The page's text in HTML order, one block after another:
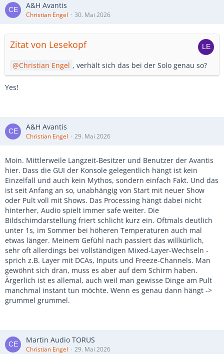
A&H Avantis
Christian Engel 30. Mai 2026
Zitat von Lesekopf
Christian Engel , verhält sich das bei der Solo genau so?
Yes!
A&H Avantis
Christian Engel 29. Mai 2026
Moin. Mittlerweile Langzeit-Besitzer und Benutzer der Avantis
hier. Dass die GUI der Konsole gelegentlich hängt ist kein
Einzelfall und auch kein Mythos, sondern einfach Fakt. Und das
ist seit Anfang an so, unabhängig von Start mit neuer Show
oder Pult voll mit Shows. Das Processing hängt dabei nicht
hinterher, Audio spielt immer safe weiter. Die
Bildschimdarstellung friert schlicht kurz ein. Oftmals deutlich
unter 1s, im Sommer bei höheren Temperaturen auch mal
etwas länger. Meinem Gefühl nach passiert das willkürlich,
sehr oft allerdings bei vollständigen Mixed-Layer-Wechseln -
sprich z.B. Layer mit DCAs, Inputs und Freeze-Channels. Man
gewöhnt sich dran, muss es aber auf dem Schirm haben.
Ärgerlich ist es allemal, auch weil man gewisse Dinge am Pult
manchmal instant tun möchte. Wenn es genau dann hängt ->
grummel grummel.
Martin Audio TORUS
Christian Engel 29. Mai 2026